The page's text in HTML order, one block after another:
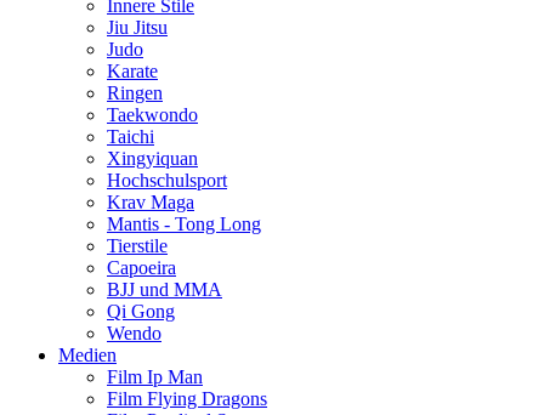
Innere Stile
Jiu Jitsu
Judo
Karate
Ringen
Taekwondo
Taichi
Xingyiquan
Hochschulsport
Krav Maga
Mantis - Tong Long
Tierstile
Capoeira
BJJ und MMA
Qi Gong
Wendo
Medien
Film Ip Man
Film Flying Dragons